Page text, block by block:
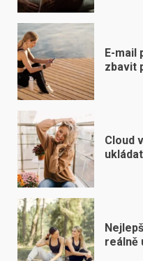
E-mail
zbavit
Cloud
reálně